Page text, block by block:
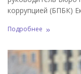
коррупцией (БПБК)
Подробнее